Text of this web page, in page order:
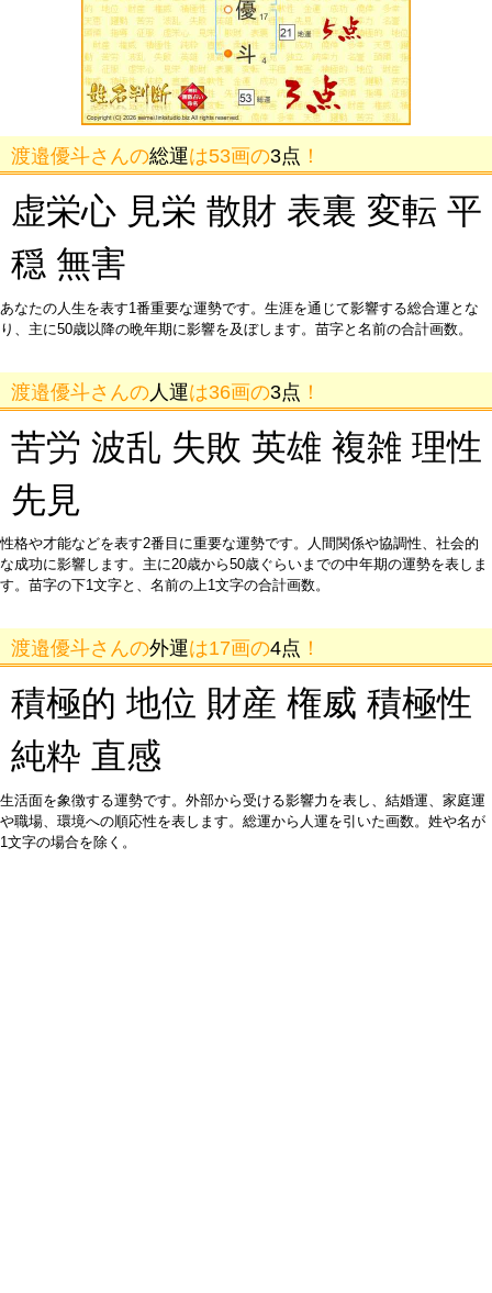
渡邉優斗さんの総運は53画の3点 ！
虚栄心 見栄 散財 表裏 変転 平
穏 無害
あなたの人生を表す1番重要な運勢です。生涯を通じて影響する総合運とな
り、主に50歳以降の晩年期に影響を及ぼします。苗字と名前の合計画数。
渡邉優斗さんの 人運は36画の3点 ！
苦労 波乱 失敗 英雄 複雑 理性
先見
性格や才能などを表す2番目に重要な運勢です。人間関係や協調性、社会的
な成功に影響します。主に20歳から50歳ぐらいまでの中年期の運勢を表しま
す。苗字の下1文字と、名前の上1文字の合計画数。
渡邉優斗さんの外運は17画の4点 ！
積極的 地位 財産 権威 積極性
純粋 直感
生活面を象徴する運勢です。外部から受ける影響力を表し、結婚運、家庭運
や職場、環境への順応性を表します。総運から人運を引いた画数。姓や名が
1文字の場合を除く。